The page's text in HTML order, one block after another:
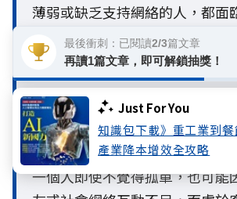
Just For You
知識包下載》重工業到餐
產業降本增效全攻略
薄弱或缺乏支持網絡的人，都面
這也警示現代人，老後生活防
提早啟動。
Q3. 孤獨與孤立有什麼不同？
A3：孤獨與孤立最大的不同，在
的心理感受，孤立則是客觀的社
一個人即使不覺得孤單，也可能
最後衝刺：已閱讀2/3篇文章
再讀1篇文章，即可解鎖抽獎！